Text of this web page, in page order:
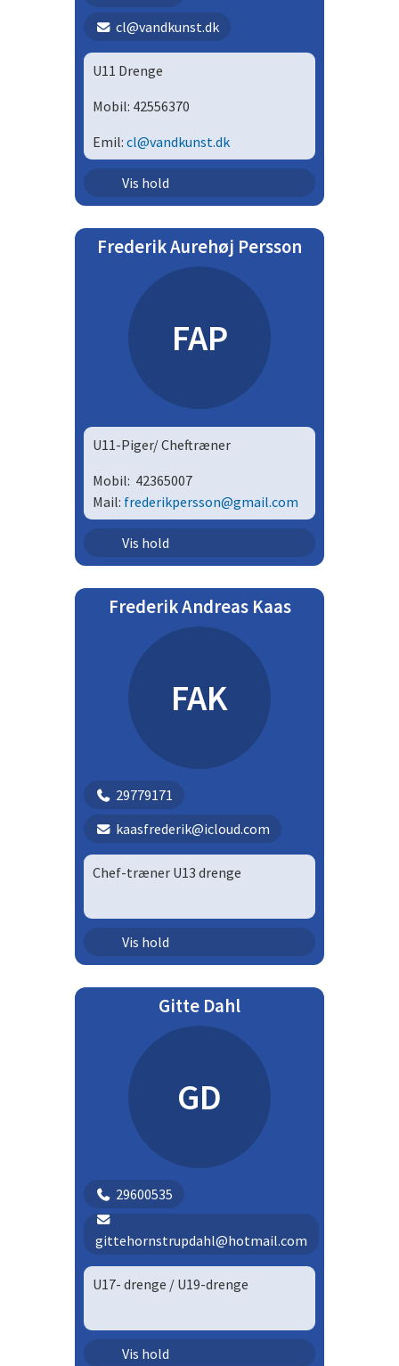
cl@vandkunst.dk
U11 Drenge
Mobil: 42556370
Emil: cl@vandkunst.dk
Vis hold
Ungdom - drenge | U11D
Frederik Aurehøj Persson
FAP
U11-Piger/ Cheftræner
Mobil: 42365007
Mail: frederikpersson@gmail.com
Vis hold
Ungdom - piger | U11P
Frederik Andreas Kaas
FAK
29779171
kaasfrederik@icloud.com
Chef-træner U13 drenge
Vis hold
Ungdom - drenge | U13D
Gitte Dahl
GD
29600535
gittehornstrupdahl@hotmail.com
U17- drenge / U19-drenge
Vis hold
Ungdom - drenge | U17D